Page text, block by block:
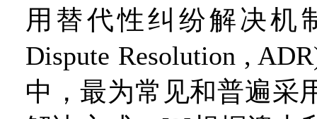
用替代性纠纷解决机
Dispute Resolution ,
中，最为常见和普遍采